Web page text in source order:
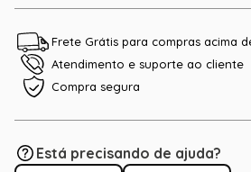
Frete Grátis para compras acima
Atendimento e suporte ao cliente
Compra segura
Está precisando de ajuda?